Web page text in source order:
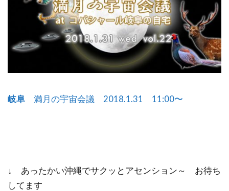
岐阜 満月の宇宙会議 2018.1.31 11:00〜
↓ あったかい沖縄でサクッとアセンション～ お待ち
してます